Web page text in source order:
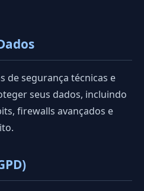
de segurança técnicas e
seus dados, incluindo
firewalls avançados e